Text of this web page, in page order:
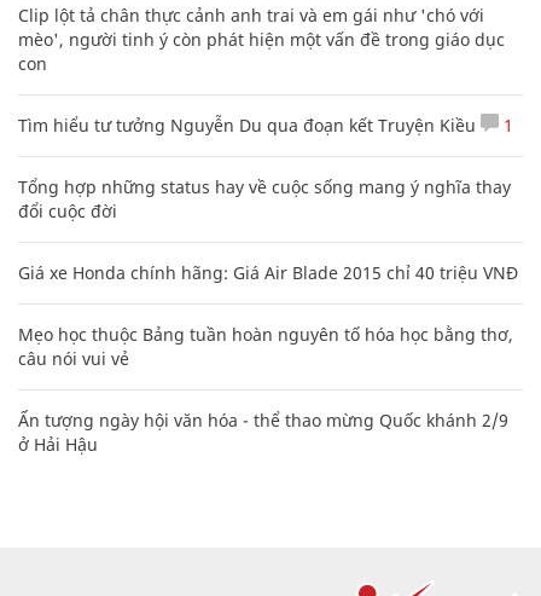
Clip lột tả chân thực cảnh anh trai và em gái như 'chó với
mèo', người tinh ý còn phát hiện một vấn đề trong giáo dục
con
Tìm hiểu tư tưởng Nguyễn Du qua đoạn kết Truyện Kiều 1
Tổng hợp những status hay về cuộc sống mang ý nghĩa thay
đổi cuộc đời
Giá xe Honda chính hãng: Giá Air Blade 2015 chỉ 40 triệu VNĐ
Mẹo học thuộc Bảng tuần hoàn nguyên tố hóa học bằng thơ,
câu nói vui vẻ
Ấn tượng ngày hội văn hóa - thể thao mừng Quốc khánh 2/9
ở Hải Hậu